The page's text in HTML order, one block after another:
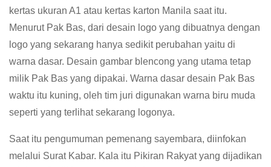
kertas ukuran A1 atau kertas karton Manila saat itu.
Menurut Pak Bas, dari desain logo yang dibuatnya dengan
logo yang sekarang hanya sedikit perubahan yaitu di
warna dasar. Desain gambar blencong yang utama tetap
milik Pak Bas yang dipakai. Warna dasar desain Pak Bas
waktu itu kuning, oleh tim juri digunakan warna biru muda
seperti yang terlihat sekarang logonya.
Saat itu pengumuman pemenang sayembara, diinfokan
melalui Surat Kabar. Kala itu Pikiran Rakyat yang dijadikan